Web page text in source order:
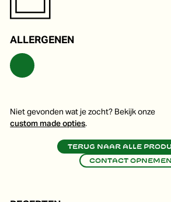
ALLERGENEN
Niet gevonden wat je zocht? Bekijk onze
custom made opties.
Terug naar alle
Contact opnemen